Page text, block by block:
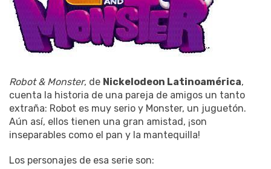
Robot & Monster, de Nickelodeon Latinoamérica,
cuenta la historia de una pareja de amigos un tanto
extraña: Robot es muy serio y Monster, un juguetón.
Aún así, ellos tienen una gran amistad, ¡son
inseparables como el pan y la mantequilla!
Los personajes de esa serie son: